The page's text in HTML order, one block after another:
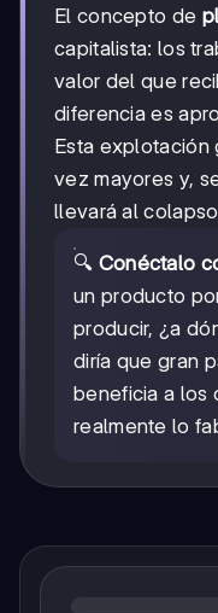
El concepto de
capitalista: los
valor del que
diferencia es
Esta explotación
vez mayores y,
llevará al
🔍 Conéctalo
un producto
producir, ¿a
diría que gran
beneficia a los
realmente lo